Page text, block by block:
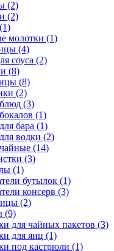
(2)
(2)
молотки (1)
(4)
соуса (2)
(8)
(8)
(2)
(3)
(1)
бара (1)
водки (2)
(14)
(3)
(1)
бутылок (1)
консерв (3)
(2)
(9)
для чайных пакетов (3)
для яиц (1)
под кастрюли (1)